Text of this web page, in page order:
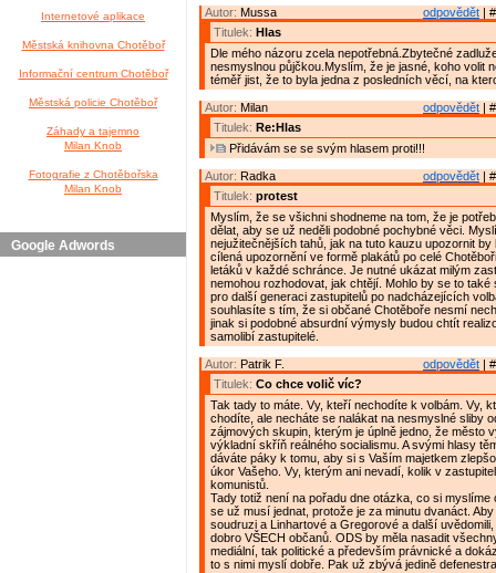
Internetové aplikace
Městská knihovna Chotěboř
Informační centrum Chotěboř
Městská policie Chotěboř
Záhady a tajemno
Milan Knob
Fotografie z Chotěbořska
Milan Knob
Google Adwords
odpovědět |
Autor: Mussa
Titulek: Hlas
Dle mého názoru zcela nepotřebná.Zbytečné
nesmyslnou půjčkou.Myslím, že je jasné, koho volit
téměř jist, že to byla jedna z posledních věcí, na
odpovědět |
Autor: Milan
Titulek: Re:Hlas
Přidávám se se svým hlasem proti!!!
odpovědět |
Autor: Radka
Titulek: protest
Myslím, že se všichni shodneme na tom, že je
dělat, aby se už neděli podobné pochybné věci.
nejužitečnějších tahů, jak na tuto kauzu upozornit
cílená upozornění ve formě plakátů po celé
letáků v každé schránce. Je nutné ukázat milým
nemohou rozhodovat, jak chtějí. Mohlo by se to také
pro další generaci zastupitelů po nadcházejících
souhlasíte s tím, že si občané Chotěboře nesmí
jinak si podobné absurdní výmysly budou chtít
samolibí zastupitelé.
odpovědět |
Autor: Patrik F.
Titulek: Co chce volič víc?
Tak tady to máte. Vy, kteří nechodíte k volbám. Vy,
chodíte, ale necháte se nalákat na nesmyslné sliby
zájmových skupin, kterým je úplně jedno, že město
výkladní skříň reálného socialismu. A svými hlasy
dáváte páky k tomu, aby si s Vaším majetkem
úkor Vašeho. Vy, kterým ani nevadí, kolik v
komunistů.
Tady totiž není na pořadu dne otázka, co si myslíme
se už musí jednat, protože je za minutu dvanáct.
soudruzi a Linhartové a Gregorové a další
dobro VŠECH občanů. ODS by měla nasadit
mediální, tak politické a především právnické a
to s nimi myslí dobře. Pak už zbývá jedině